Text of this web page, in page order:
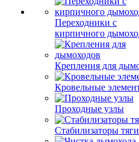
Переходники с
кирпичного
Крепления для
Кровельные
Проходные узлы
Стабилизаторы тяги